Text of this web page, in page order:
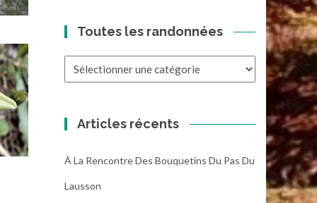
Toutes les randonnées
Articles récents
À La Rencontre Des Bouquetins Du Pas Du
Lausson